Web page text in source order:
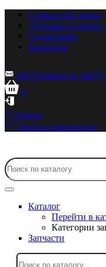
Сервисный центр
Доставка и оплата
О компании
Контакты
sale@zionstm.ru
0
Войти
Зарегистрироваться
Каталог
Перейти в
Категории
Запчасти